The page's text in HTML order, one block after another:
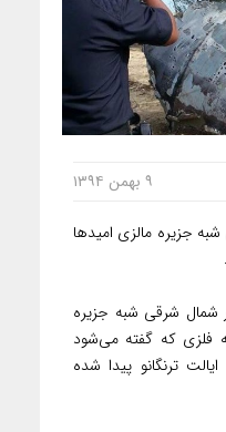
۹ بهمن ۱۳۹۴
جزیره مالزی امیدها
شمال شرقی شبه جزیره
فلزی که گفته می‌شود
ترنگانو پیدا شده